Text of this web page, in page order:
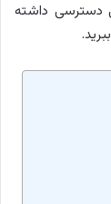
دسترسی داشته